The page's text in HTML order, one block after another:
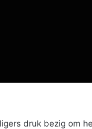
druk bezig om